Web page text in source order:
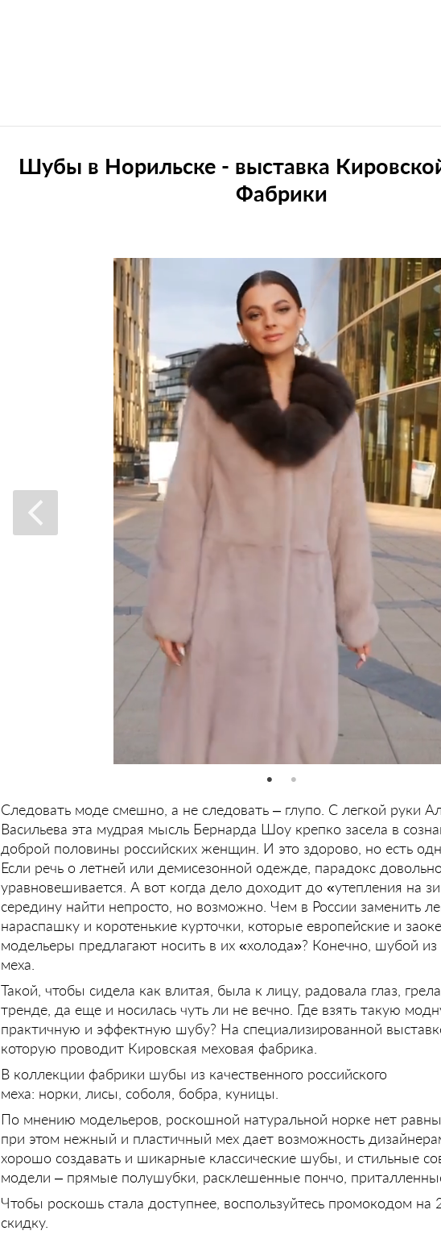
Шубы в Норильске - выставка
Фабрики
Следовать моде смешно, а не следовать – глупо. С легкой руки
Васильева эта мудрая мысль Бернарда Шоу крепко засела в
доброй половины российских женщин. И это здорово, но есть
Если речь о летней или демисезонной одежде, парадокс
уравновешивается. А вот когда дело доходит до «утепления на
середину найти непросто, но возможно. Чем в России заменить
нараспашку и коротенькие курточки, которые европейские и
модельеры предлагают носить в их «холода»? Конечно, шубой из
меха.
Такой, чтобы сидела как влитая, была к лицу, радовала глаз,
тренде, да еще и носилась чуть ли не вечно. Где взять такую
практичную и эффектную шубу? На специализированной
которую проводит Кировская меховая фабрика.
В коллекции фабрики шубы из качественного российского
меха: норки, лисы, соболя, бобра, куницы.
По мнению модельеров, роскошной натуральной норке нет
при этом нежный и пластичный мех дает возможность
хорошо создавать и шикарные классические шубы, и стильные
модели – прямые полушубки, расклешенные пончо,
Чтобы роскошь стала доступнее, воспользуйтесь промокодом
скидку.